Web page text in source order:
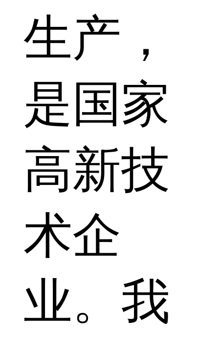
生产，
是国家
高新技
术企
业。我